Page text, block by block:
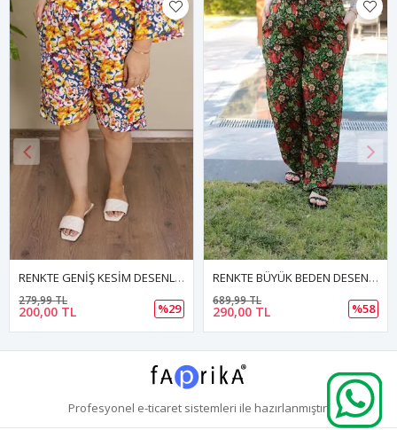
RENKTE GENİŞ KESİM DESENLİ ŞORT
200,00 TL
279,99 TL
%29
RENKTE BÜYÜK BEDEN DESENLİ PANTOLON
290,00 TL
689,99 TL
%58
Profesyonel e-ticaretsistemleri ile hazırlanmıştır.